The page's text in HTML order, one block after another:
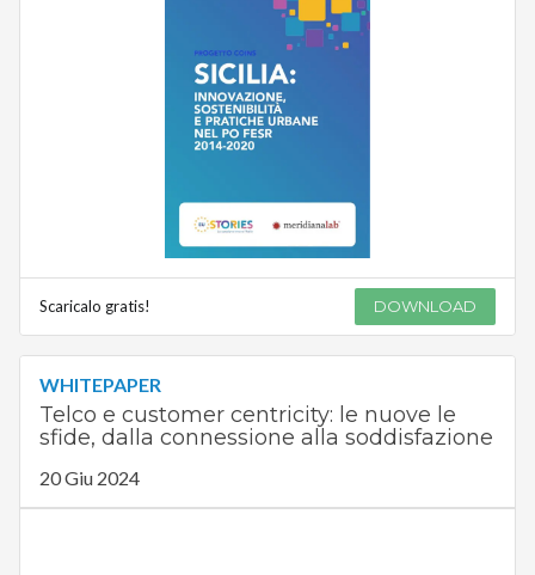
Scaricalo gratis! DOWNLOAD
WHITEPAPER
Telco e customer centricity: le nuove le
sfide, dalla connessione alla soddisfazione
20 Giu 2024